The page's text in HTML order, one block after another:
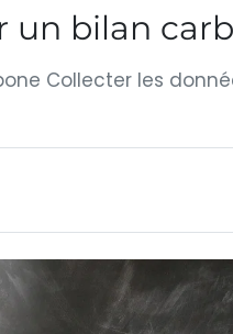
un bilan
Collecter les